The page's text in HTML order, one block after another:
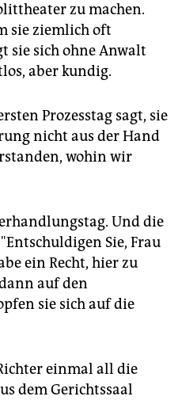
zu machen.
sie ziemlich oft
sie sich ohne Anwalt
aber kundig.
Prozesstag sagt, sie
nicht aus der Hand
wohin wir
Und die
Sie, Frau
ein Recht, hier zu
auf den
sie sich auf die
einmal all die
dem Gerichtssaal